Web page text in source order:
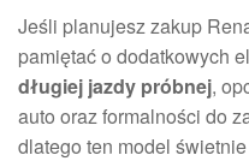
Jeśli planujesz zakup
pamiętać o dodatkowych
długiej jazdy próbnej,
auto oraz formalności do
dlatego ten model